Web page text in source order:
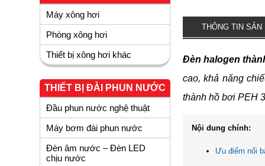
THÔNG TIN SẢN
Đèn halogen
cao, khả năng
thành hồ bơi PEH
Nội dung chính:
Ưu điểm nổi
Máy xông hơi
Phòng xông hơi
Thiết bị xông hơi khác
THIẾT BỊ ĐÀI PHUN NƯỚC
Đầu phun nước nghệ thuật
Máy bơm đài phun nước
Đèn âm nước – Đèn LED
chịu nước